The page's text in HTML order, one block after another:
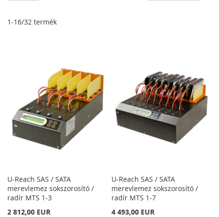
1-16/32 termék
U-Reach SAS / SATA
merevlemez sokszorosító /
radír MTS 1-3
2 812,00 EUR
U-Reach SAS / SATA
merevlemez sokszorosító /
radír MTS 1-7
4 493,00 EUR